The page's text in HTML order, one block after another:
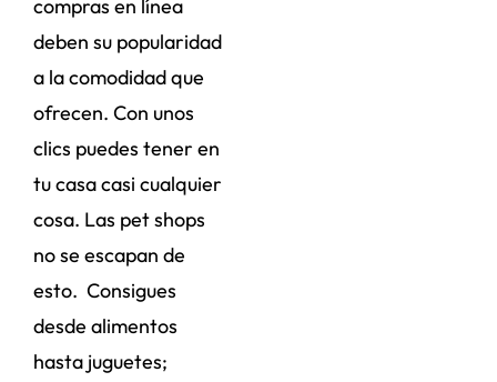
compras en línea
deben su popularidad
a la comodidad que
ofrecen. Con unos
clics puedes tener en
tu casa casi cualquier
cosa. Las pet shops
no se escapan de
esto. Consigues
desde alimentos
hasta juguetes;